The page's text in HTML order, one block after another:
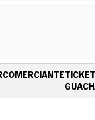
COMERCIANTE